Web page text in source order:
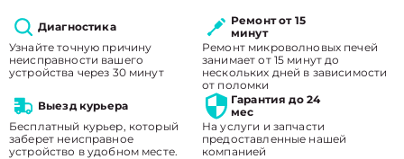
Диагностика
Узнайте точную причину
неисправности вашего
устройства через 30 минут
Ремонт от 15
минут
Ремонт микроволновых печей
занимает от 15 минут до
нескольких дней в зависимости
от поломки
Выезд курьера
Бесплатный курьер, который
заберет неисправное
устройство в удобном месте.
Гарантия до 24
мес
На услуги и запчасти
предоставленные нашей
компанией